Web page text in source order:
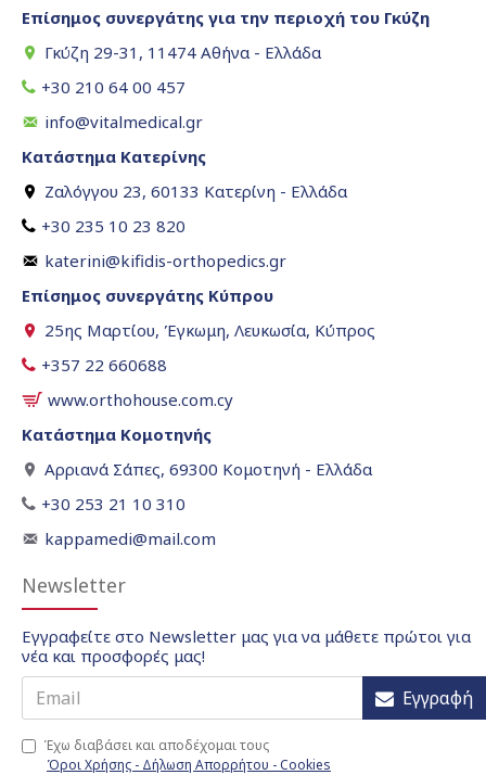
Επίσημος συνεργάτης για την περιοχή του Γκύζη
Γκύζη 29-31, 11474 Αθήνα - Ελλάδα
+30 210 64 00 457
info@vitalmedical.gr
Κατάστημα Κατερίνης
Ζαλόγγου 23, 60133 Κατερίνη - Ελλάδα
+30 235 10 23 820
katerini@kifidis-orthopedics.gr
Επίσημος συνεργάτης Κύπρου
25ης Μαρτίου, Έγκωμη, Λευκωσία, Κύπρος
+357 22 660688
www.orthohouse.com.cy
Κατάστημα Κομοτηνής
Αρριανά Σάπες, 69300 Κομοτηνή - Ελλάδα
+30 253 21 10 310
kappamedi@mail.com
Newsletter
Εγγραφείτε στο Newsletter μας για να μάθετε πρώτοι για
νέα και προσφορές μας!
Εγγραφή
Έχω διαβάσει και αποδέχομαι τους
Όροι Χρήσης - Δήλωση Απορρήτου - Cookies